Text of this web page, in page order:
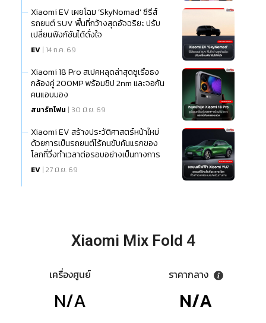
Xiaomi EV เผยโฉม ‘SkyNomad’ ซีรีส์
รถยนต์ SUV พื้นที่กว้างสุดอัจฉริยะ ปรับ
เปลี่ยนฟังก์ชันได้ดั่งใจ
EV | 14 ก.ค. 69
Xiaomi 18 Pro สเปคหลุดล่าสุดชูเรือธง
กล้องคู่ 200MP พร้อมชิป 2nm และจอกัน
คนแอบมอง
สมาร์ทโฟน | 30 มิ.ย. 69
Xiaomi EV สร้างประวัติศาสตร์หน้าใหม่
ด้วยการเป็นรถยนต์ไร้คนขับคันแรกของ
โลกที่วิ่งทำเวลาต่อรอบอย่างเป็นทางการ
EV | 27 มิ.ย. 69
Xiaomi Mix Fold 4
เครื่องศูนย์
N/A
ราคากลาง
N/A